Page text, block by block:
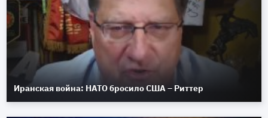
Иранская война: НАТО бросило США – Риттер